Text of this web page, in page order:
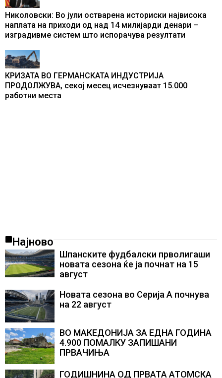
Николовски: Во јули остварена историски највисока
наплата на приходи од над 14 милијарди денари –
изградивме систем што испорачува резултати
КРИЗАТА ВО ГЕРМАНСКАТА ИНДУСТРИЈА
ПРОДОЛЖУВА, секој месец исчезнуваат 15.000
работни места
Најново
Шпанските фудбалски прволигаши
новата сезона ќе ја почнат на 15
август
Новата сезона во Серија А почнува
на 22 август
ВО МАКЕДОНИЈА ЗА ЕДНА ГОДИНА
4.900 ПОМАЛКУ ЗАПИШАНИ
ПРВАЧИЊА
ГОДИШНИНА ОД ПРВАТА АТОМСКА